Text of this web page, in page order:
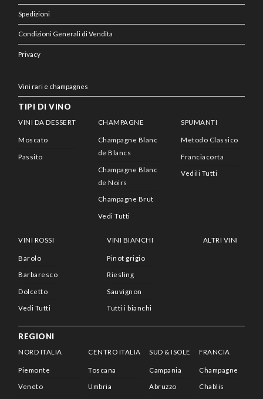
Spedizioni
Condizioni Generali di Vendita
Privacy
Vini rari e champagnes
TIPI DI VINO
VINI DA DESSERT
Moscato
Passito
CHAMPAGNE
Champagne Blanc
de Blancs
Champagne Blanc
de Noirs
Champagne Brut
Vedi Tutti
SPUMANTI
Metodo Classico
Franciacorta
Vedili Tutti
VINI ROSSI
Barolo
Barbaresco
Dolcetto
Vedi Tutti
VINI BIANCHI
Pinot grigio
Riesling
Sauvignon
Tutti i bianchi
ALTRI VINI
REGIONI
NORD ITALIA
Piemonte
Veneto
CENTRO ITALIA
Toscana
Umbria
SUD & ISOLE
Campania
Abruzzo
FRANCIA
Champagne
Chablis